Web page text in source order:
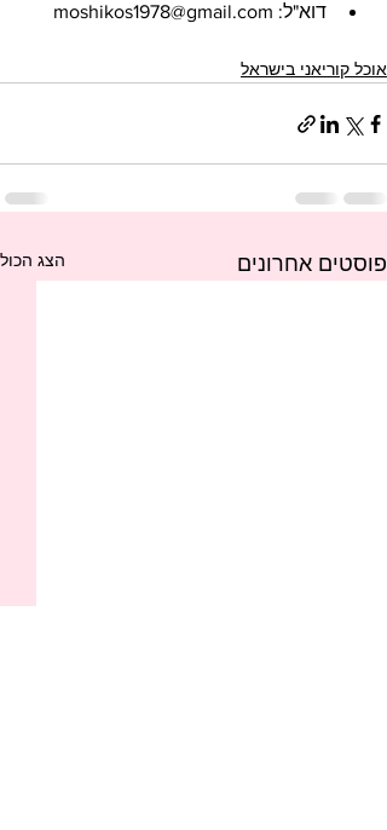
דוא"ל: moshikos1978@gmail.com
אוכל קוריאני בישראל
פוסטים אחרונים הצג הכול